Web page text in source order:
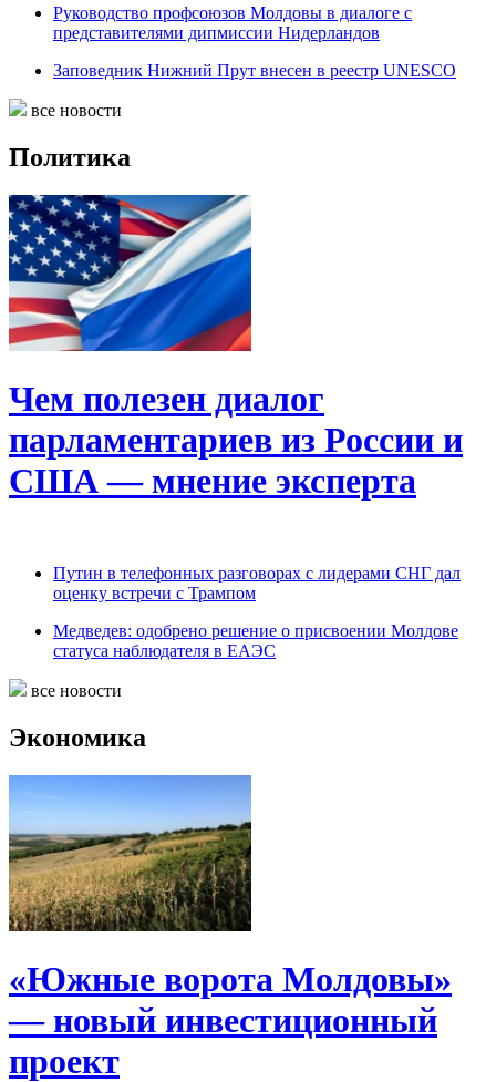
Руководство профсоюзов Молдовы в диалоге с
представителями дипмиссии Нидерландов
Заповедник Нижний Прут внесен в реестр UNESCO
все новости
Политика
Чем полезен диалог
парламентариев из России и
США — мнение эксперта
Путин в телефонных разговорах с лидерами СНГ дал
оценку встречи с Трампом
Медведев: одобрено решение о присвоении Молдове
статуса наблюдателя в ЕАЭС
все новости
Экономика
«Южные ворота Молдовы»
— новый инвестиционный
проект